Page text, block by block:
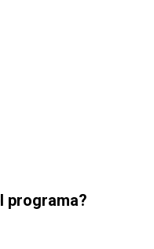
programa?